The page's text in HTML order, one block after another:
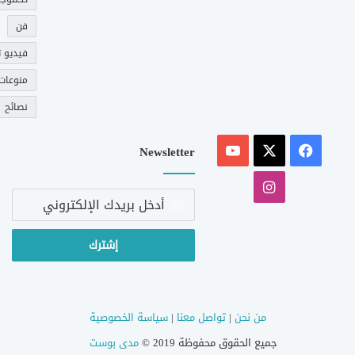
فن
فيديو
نصائح
فيسبوك
‫YouTube
انستقرام
Newsletter
أدخل
الإلكتروني
من نحن |تواصل معنا |سياسة الخصوصية
جميع الحقوق محفوظة 2019 ©
مدى بوست